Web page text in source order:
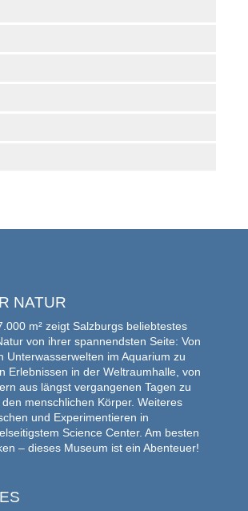
NATUR
m² zeigt Salzburgs beliebtestes
von ihrer spannendsten Seite: Von
Unterwasserwelten im Aquarium zu
Erlebnissen in der Weltraumhalle, von
aus längst vergangenen Tagen zu
menschlichen Körper. Weiteres
und Experimentieren in
Science Center. Am besten
– dieses Museum ist ein Abenteuer!